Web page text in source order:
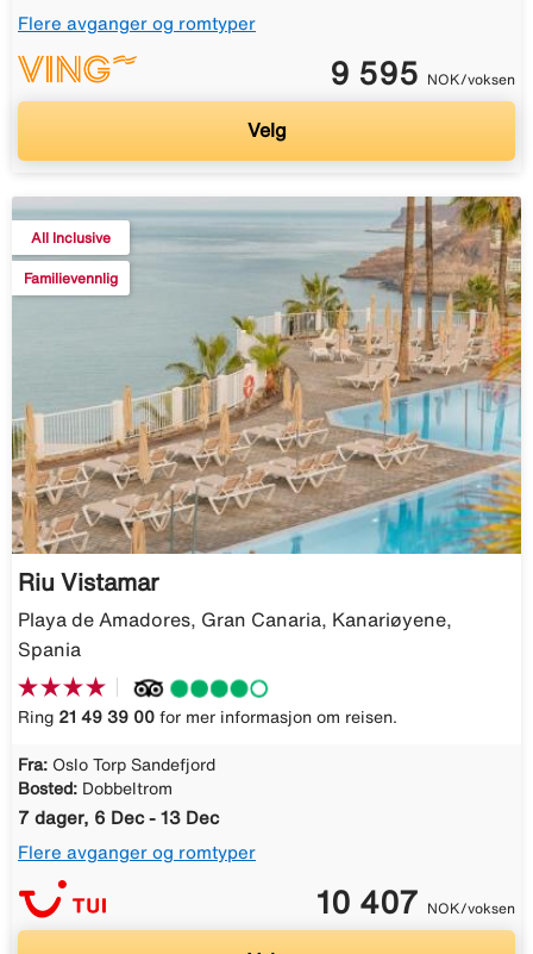
Flere avganger og romtyper
9 595 NOK/voksen
Velg
All Inclusive
Familievennlig
Riu Vistamar
Playa de Amadores, Gran Canaria, Kanariøyene,
Spania
Ring 21 49 39 00 for mer informasjon om reisen.
Fra: Oslo Torp Sandefjord
Bosted: Dobbeltrom
7 dager, 6 Dec - 13 Dec
Flere avganger og romtyper
10 407 NOK/voksen